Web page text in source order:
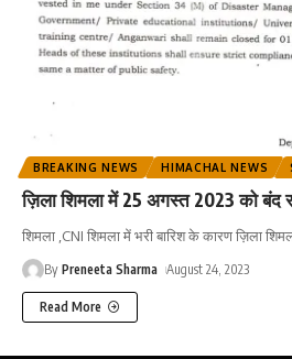
BREAKING NEWS HIMACHAL NEWS
ज़िला शिमला में 25 अगस्त 2023 को बंद
शिमला ,CNI शिमला में भरी बारिश के कारण ज़िला
By Preneeta Sharma August 24, 2023
Read More